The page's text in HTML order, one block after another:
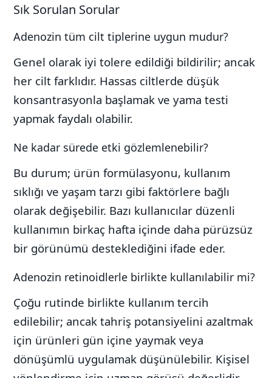
Sık Sorulan Sorular
Adenozin tüm cilt tiplerine uygun mudur?
Genel olarak iyi tolere edildiği bildirilir; ancak
her cilt farklıdır. Hassas ciltlerde düşük
konsantrasyonla başlamak ve yama testi
yapmak faydalı olabilir.
Ne kadar sürede etki gözlemlenebilir?
Bu durum; ürün formülasyonu, kullanım
sıklığı ve yaşam tarzı gibi faktörlere bağlı
olarak değişebilir. Bazı kullanıcılar düzenli
kullanımın birkaç hafta içinde daha pürüzsüz
bir görünümü desteklediğini ifade eder.
Adenozin retinoidlerle birlikte kullanılabilir mi?
Çoğu rutinde birlikte kullanım tercih
edilebilir; ancak tahriş potansiyelini azaltmak
için ürünleri gün içine yaymak veya
dönüşümlü uygulamak düşünülebilir. Kişisel